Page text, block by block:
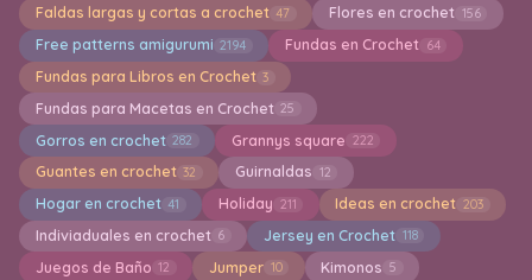
Faldas largas y cortas a crochet 47 Flores en crochet 156
Free patterns amigurumi 2194 Fundas en Crochet 64
Fundas para Libros en Crochet 3
Fundas para Macetas en Crochet 25
Gorros en crochet 282 Grannys square 222
Guantes en crochet 32 Guirnaldas 12
Hogar en crochet 41 Holiday 211 Ideas en crochet 203
Indiviaduales en crochet 6 Jersey en Crochet 118
Juegos de Baño 12 Jumper 10 Kimonos 5